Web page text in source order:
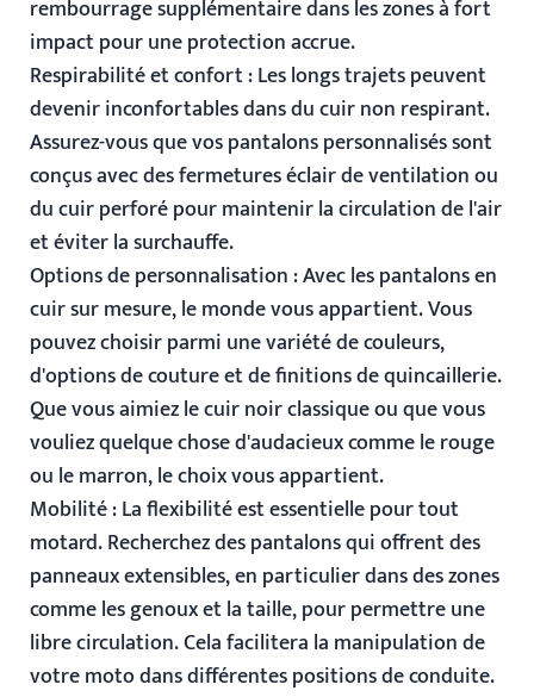
rembourrage supplémentaire dans les zones à fort
impact pour une protection accrue.
Respirabilité et confort: Les longs trajets peuvent
devenir inconfortables dans du cuir non respirant.
Assurez-vous que vos pantalons personnalisés sont
conçus avec des fermetures éclair de ventilation ou
du cuir perforé pour maintenir la circulation de l'air
et éviter la surchauffe.
Options de personnalisation : Avec les pantalons en
cuir sur mesure, le monde vous appartient. Vous
pouvez choisir parmi une variété de couleurs,
d'options de couture et de finitions de quincaillerie.
Que vous aimiez le cuir noir classique ou que vous
vouliez quelque chose d'audacieux comme le rouge
ou le marron, le choix vous appartient.
Mobilité: La flexibilité est essentielle pour tout
motard. Recherchez des pantalons qui offrent des
panneaux extensibles, en particulier dans des zones
comme les genoux et la taille, pour permettre une
libre circulation. Cela facilitera la manipulation de
votre moto dans différentes positions de conduite.